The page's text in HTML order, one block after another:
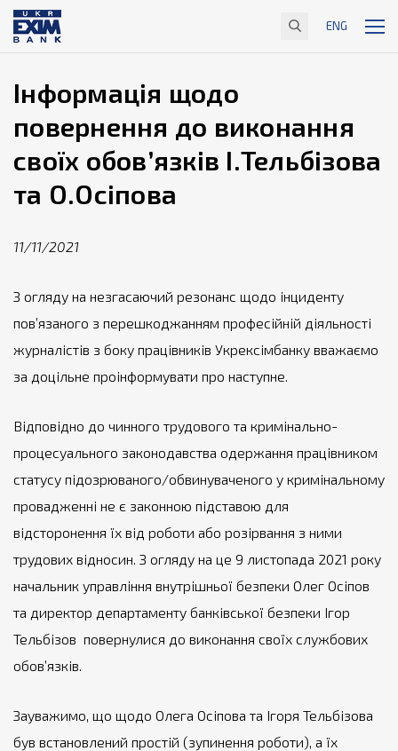
ENG
Інформація щодо
повернення до виконання
своїх обов’язків І.Тельбізова
та О.Осіпова
11/11/2021
З огляду на незгасаючий резонанс щодо інциденту
пов’язаного з перешкоджанням професійній діяльності
журналістів з боку працівників Укрексімбанку вважаємо
за доцільне проінформувати про наступне.
Відповідно до чинного трудового та кримінально-
процесуального законодавства одержання працівником
статусу підозрюваного/обвинуваченого у кримінальному
провадженні не є законною підставою для
відсторонення їх від роботи або розірвання з ними
трудових відносин. З огляду на це 9 листопада 2021 року
начальник управління внутрішньої безпеки Олег Осіпов
та директор департаменту банківської безпеки Ігор
Тельбізов повернулися до виконання своїх службових
обов’язків.
Зауважимо, що щодо Олега Осіпова та Ігоря Тельбізова
був встановлений простій (зупинення роботи), а їх